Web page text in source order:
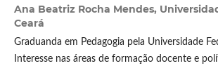
Ana Beatriz Rocha Mendes,
Ceará
Graduanda em Pedagogia pela Universidade
Interesse nas áreas de formação docente e